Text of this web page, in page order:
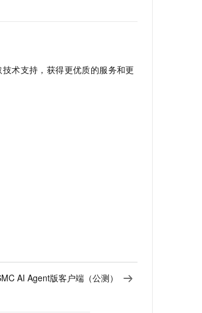
术支持，获得更优质的服务和更
AI Agent版客户端（公测）